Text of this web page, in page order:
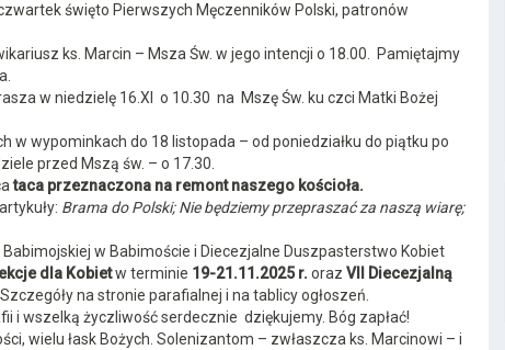
święto Pierwszych Męczenników Polski, patronów
ks. Marcin – Msza Św. w jego intencji o 18.00. Pamiętajmy
w niedzielę 16.XI o 10.30 na Mszę Św. ku czci Matki Bożej
w wypominkach do 18 listopada – od poniedziałku do piątku po
przed Mszą św. – o 17.30.
taca przeznaczona na remont naszego kościoła.
Brama do Polski; Nie będziemy przepraszać za naszą wiarę;
w Babimoście i Diecezjalne Duszpasterstwo Kobiet
dla Kobietw terminie 19-21.11.2025 r. oraz VII Diecezjalną
na stronie parafialnej i na tablicy ogłoszeń.
i wszelką życzliwość serdecznie dziękujemy. Bóg zapłać!
wielu łask Bożych. Solenizantom – zwłaszcza ks. Marcinowi – i